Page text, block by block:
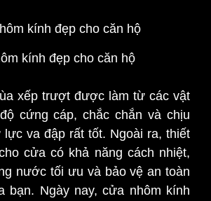
kính đẹp cho căn hộ
xếp trượt được làm từ các vật
cứng cáp, chắc chắn và chịu
va đập rất tốt. Ngoài ra, thiết
cửa có khả năng cách nhiệt,
nước tối ưu và bảo vệ an toàn
bạn. Ngày nay, cửa nhôm kính